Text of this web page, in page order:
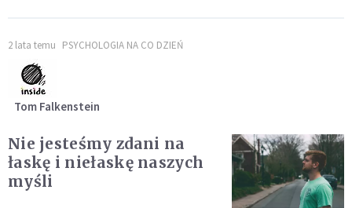
2 lata temu PSYCHOLOGIA NA CO DZIEŃ
Tom Falkenstein
Nie jesteśmy zdani na
łaskę i niełaskę naszych
myśli